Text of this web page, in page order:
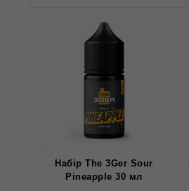
Набір The 3Ger Sour
Pineapple 30 мл